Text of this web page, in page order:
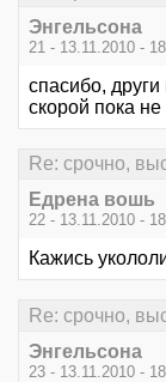
Энгельсона
21 - 13.11.2010 -
спасибо, други
скорой пока
Re: срочно,
Едрена вошь
22 - 13.11.2010 -
Кажись
Re: срочно,
Энгельсона
23 - 13.11.2010 -